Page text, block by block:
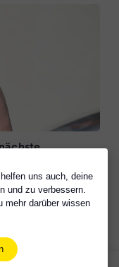
uns auch, deine
und zu verbessern.
mehr darüber wissen